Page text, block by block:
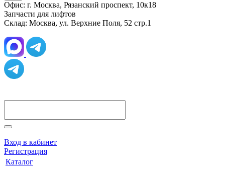
Офис: г. Москва, Рязанский проспект, 10к18
Запчасти для лифтов
Склад: Москва, ул. Верхние Поля, 52 стр.1
Вход в кабинет
Регистрация
Каталог